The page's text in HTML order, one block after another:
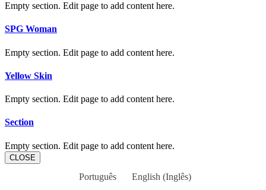
Empty section. Edit page to add content here.
SPG Woman
Empty section. Edit page to add content here.
Yellow Skin
Empty section. Edit page to add content here.
Section
Empty section. Edit page to add content here.
CLOSE
Português English (Inglês)